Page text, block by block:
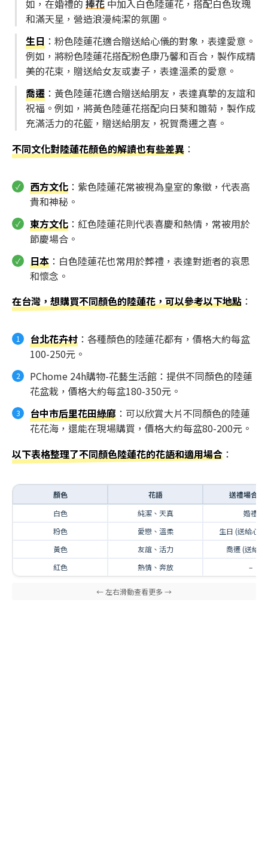
如，在婚禮的 捧花 中加入白色陸蓮花，搭配白色玫瑰
和滿天星，營造浪漫純潔的氛圍。
生日 ：粉色陸蓮花適合贈送給心儀的對象，表達愛意。
例如，將粉色陸蓮花搭配粉色康乃馨和百合，製作成精
美的花束，贈送給女友或妻子，表達溫柔的愛意。
喬遷 ：黃色陸蓮花適合贈送給朋友，表達真摯的友誼和
祝福。例如，將黃色陸蓮花搭配向日葵和雛菊，製作成
充滿活力的花籃，贈送給朋友，祝賀喬遷之喜。
不同文化對陸蓮花顏色的解讀也有些差異 ：
西方文化 ：紫色陸蓮花常被視為皇室的象徵，代表高
貴和神秘。
東方文化 ：紅色陸蓮花則代表喜慶和熱情，常被用於
節慶場合。
日本 ：白色陸蓮花也常用於葬禮，表達對逝者的哀思
和懷念。
在台灣，想購買不同顏色的陸蓮花，可以參考以下地點 ：
台北花卉村 ：各種顏色的陸蓮花都有，價格大約每盆
100-250元。
PChome 24h購物-花藝生活館：提供不同顏色的陸蓮
花盆栽，價格大約每盆180-350元。
台中市后里花田綠廊 ：可以欣賞大片不同顏色的陸蓮
花花海，還能在現場購買，價格大約每盆80-200元。
以下表格整理了不同顏色陸蓮花的花語和適用場合 ：
顏色 花語
送禮場合建
白色
純潔、天真
婚禮
粉色
愛戀、溫柔
生日 (送給心
黃色
友誼、活力
喬遷 (送給朋
紅色
熱情、奔放 –